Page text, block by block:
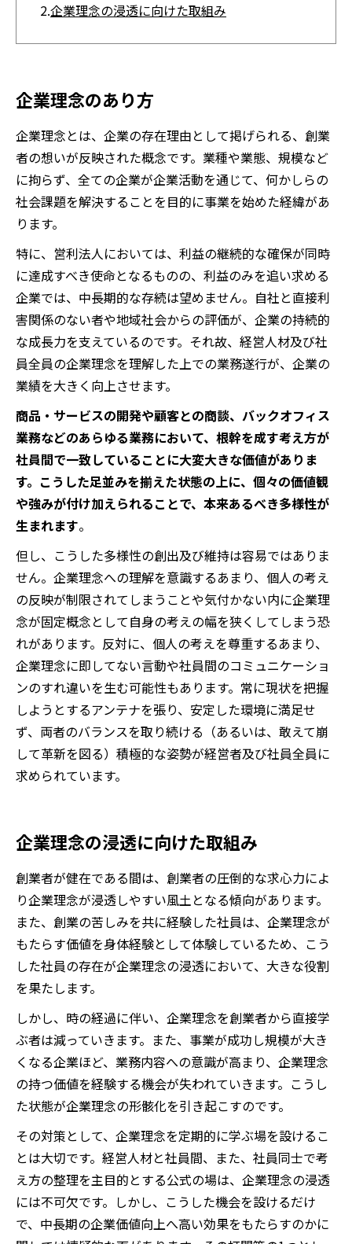
2.企業理念の浸透に向けた取組み
企業理念のあり方
企業理念とは、企業の存在理由として掲げられる、創業
者の想いが反映された概念です。業種や業態、規模など
に拘らず、全ての企業が企業活動を通じて、何かしらの
社会課題を解決することを目的に事業を始めた経緯があ
ります。
特に、営利法人においては、利益の継続的な確保が同時
に達成すべき使命となるものの、利益のみを追い求める
企業では、中長期的な存続は望めません。自社と直接利
害関係のない者や地域社会からの評価が、企業の持続的
な成長力を支えているのです。それ故、経営人材及び社
員全員の企業理念を理解した上での業務遂行が、企業の
業績を大きく向上させます。
商品・サービスの開発や顧客との商談、バックオフィス
業務などのあらゆる業務において、根幹を成す考え方が
社員間で一致していることに大変大きな価値がありま
す。こうした足並みを揃えた状態の上に、個々の価値観
や強みが付け加えられることで、本来あるべき多様性が
生まれます。
但し、こうした多様性の創出及び維持は容易ではありま
せん。企業理念への理解を意識するあまり、個人の考え
の反映が制限されてしまうことや気付かない内に企業理
念が固定概念として自身の考えの幅を狭くしてしまう恐
れがあります。反対に、個人の考えを尊重するあまり、
企業理念に即してない言動や社員間のコミュニケーショ
ンのすれ違いを生む可能性もあります。常に現状を把握
しようとするアンテナを張り、安定した環境に満足せ
ず、両者のバランスを取り続ける（あるいは、敢えて崩
して革新を図る）積極的な姿勢が経営者及び社員全員に
求められています。
企業理念の浸透に向けた取組み
創業者が健在である間は、創業者の圧倒的な求心力によ
り企業理念が浸透しやすい風土となる傾向があります。
また、創業の苦しみを共に経験した社員は、企業理念が
もたらす価値を身体経験として体験しているため、こう
した社員の存在が企業理念の浸透において、大きな役割
を果たします。
しかし、時の経過に伴い、企業理念を創業者から直接学
ぶ者は減っていきます。また、事業が成功し規模が大き
くなる企業ほど、業務内容への意識が高まり、企業理念
の持つ価値を経験する機会が失われていきます。こうし
た状態が企業理念の形骸化を引き起こすのです。
その対策として、企業理念を定期的に学ぶ場を設けるこ
とは大切です。経営人材と社員間、また、社員同士で考
え方の整理を主目的とする公式の場は、企業理念の浸透
には不可欠です。しかし、こうした機会を設けるだけ
で、中長期の企業価値向上へ高い効果をもたらすのかに